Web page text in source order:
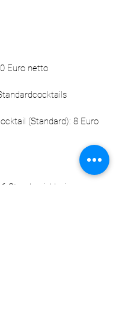
Euro netto
(Standard): 8 Euro
Stunden inklusive